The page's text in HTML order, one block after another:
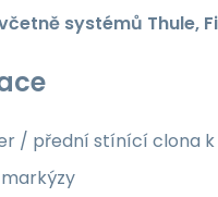
systémů Thule,
/ přední stínící clona